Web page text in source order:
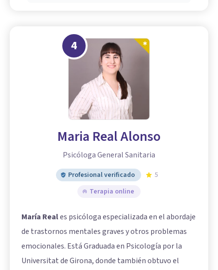
4
Maria Real Alonso
Psicóloga General Sanitaria
Profesional verificado
5
Terapia online
María Reales psicóloga especializada en el abordaje
de trastornos mentales graves y otros problemas
emocionales. Está Graduada en Psicología por la
Universitat de Girona, donde también obtuvo el